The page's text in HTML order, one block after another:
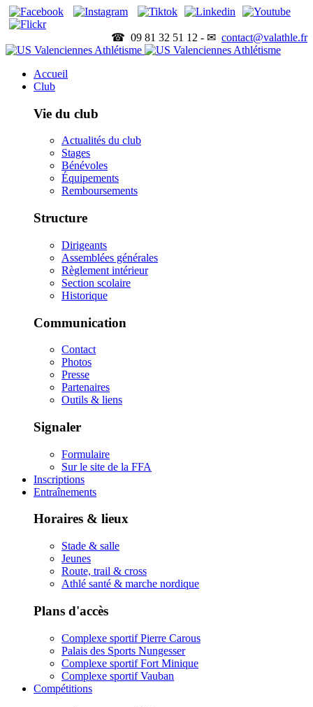
☎ 09 81 32 51 12 - ✉ contact@valathle.fr
Accueil
Club
Vie du club
Actualités du club
Stages
Bénévoles
Équipements
Remboursements
Structure
Dirigeants
Assemblées générales
Règlement intérieur
Section scolaire
Historique
Communication
Contact
Photos
Presse
Partenaires
Outils & liens
Signaler
Formulaire
Sur le site de la FFA
Inscriptions
Entraînements
Horaires & lieux
Stade & salle
Jeunes
Route, trail & cross
Athlé santé & marche nordique
Plans d'accès
Complexe sportif Pierre Carous
Palais des Sports Nungesser
Complexe sportif Fort Minique
Complexe sportif Vauban
Compétitions